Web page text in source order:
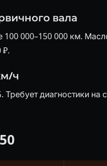
вала
000–150 000 км.
₽.
ч
диагностики на